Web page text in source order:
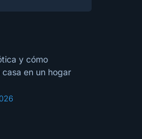
y cómo
en un hogar